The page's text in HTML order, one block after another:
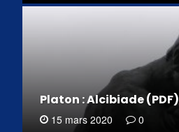
Platon : Alcibiade (PDF)
15 mars 2020 0